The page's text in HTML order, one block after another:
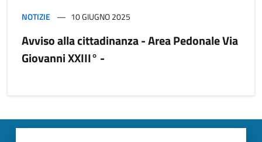
NOTIZIE 10 GIUGNO 2025
Avviso alla cittadinanza - Area Pedonale Via
Giovanni XXIII° -